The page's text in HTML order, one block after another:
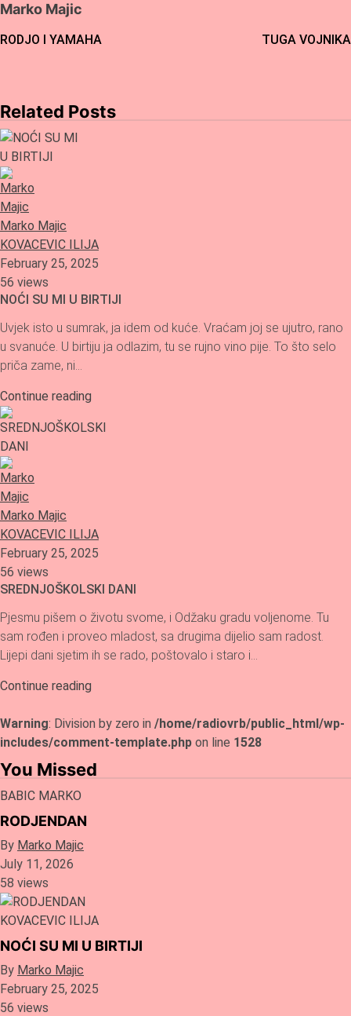
Marko Majic
Post
RODJO I YAMAHA TUGA VOJNIKA
Related Posts
Marko Majic
KOVACEVIC ILIJA
February 25, 2025
56 views
NOĆI SU MI U BIRTIJI
Uvjek isto u sumrak, ja idem od kuće. Vraćam joj se ujutro, rano
u svanuće. U birtiju ja odlazim, tu se rujno vino pije. To što selo
priča zame, ni…
Continue reading
Marko Majic
KOVACEVIC ILIJA
February 25, 2025
56 views
SREDNJOŠKOLSKI DANI
Pjesmu pišem o životu svome, i Odžaku gradu voljenome. Tu
sam rođen i proveo mladost, sa drugima dijelio sam radost.
Lijepi dani sjetim ih se rado, poštovalo i staro i…
Continue reading
Warning: Division by zero in /home/radiovrb/public_html/wp-
includes/comment-template.php on line 1528
You Missed
BABIC MARKO
RODJENDAN
By Marko Majic
July 11, 2026
58 views
KOVACEVIC ILIJA
NOĆI SU MI U BIRTIJI
By Marko Majic
February 25, 2025
56 views